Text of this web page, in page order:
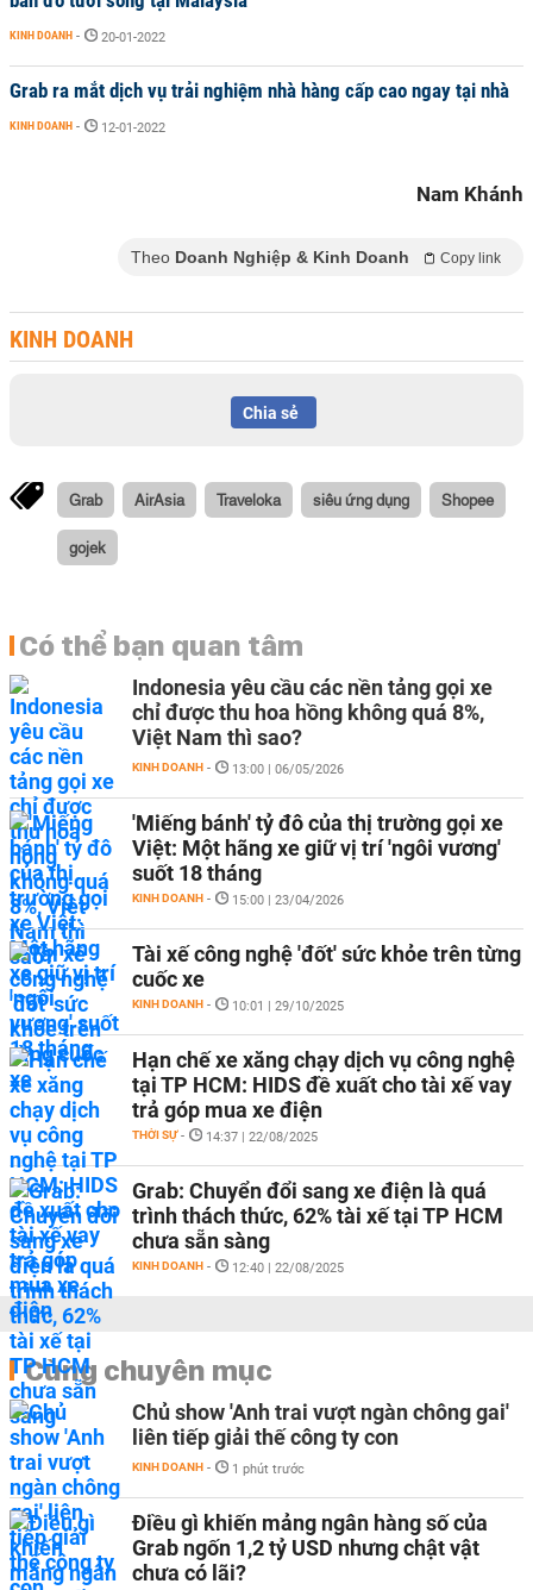
KINH DOANH - 20-01-2022
Grab ra mắt dịch vụ trải nghiệm nhà hàng cấp cao ngay tại nhà
KINH DOANH - 12-01-2022
Nam Khánh
Theo Doanh Nghiệp & Kinh Doanh Copy link
KINH DOANH
Chia sẻ
Grab AirAsia Traveloka siêu ứng dụng Shopee
gojek
Có thể bạn quan tâm
Indonesia yêu cầu các nền tảng gọi xe
chỉ được thu hoa hồng không quá 8%,
Việt Nam thì sao?
KINH DOANH - 13:00 | 06/05/2026
'Miếng bánh' tỷ đô của thị trường gọi xe
Việt: Một hãng xe giữ vị trí 'ngôi vương'
suốt 18 tháng
KINH DOANH - 15:00 | 23/04/2026
Tài xế công nghệ 'đốt' sức khỏe trên từng
cuốc xe
KINH DOANH - 10:01 | 29/10/2025
Hạn chế xe xăng chạy dịch vụ công nghệ
tại TP HCM: HIDS đề xuất cho tài xế vay
trả góp mua xe điện
THỜI SỰ - 14:37 | 22/08/2025
Grab: Chuyển đổi sang xe điện là quá
trình thách thức, 62% tài xế tại TP HCM
chưa sẵn sàng
KINH DOANH - 12:40 | 22/08/2025
Cùng chuyên mục
Chủ show 'Anh trai vượt ngàn chông gai'
liên tiếp giải thế công ty con
KINH DOANH - 1 phút trước
Điều gì khiến mảng ngân hàng số của
Grab ngốn 1,2 tỷ USD nhưng chật vật
chưa có lãi?